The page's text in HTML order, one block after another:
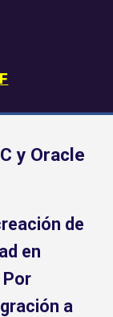
y Oracle
de
en
Por
a